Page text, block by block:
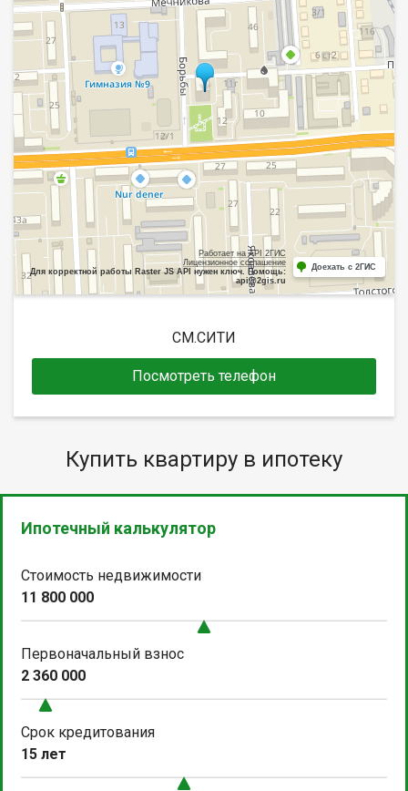
Работает на API 2ГИС
Лицензионное соглашение
Для корректной работы Raster JS API нужен ключ. Помощь:
api@2gis.ru
Доехать с 2ГИС
СМ.СИТИ
Посмотреть телефон
Купить квартиру в ипотеку
Ипотечный калькулятор
Стоимость недвижимости
11 800 000
Первоначальный взнос
2 360 000
Срок кредитования
15 лет